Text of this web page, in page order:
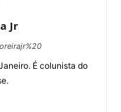
Jr
É colunista do